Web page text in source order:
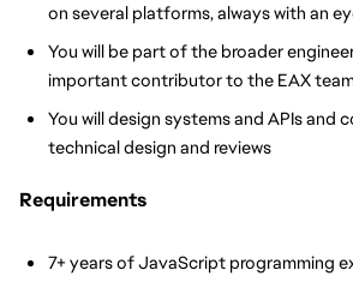
on several platforms, always with an
You will be part of the broader
important contributor to the EAX
You will design systems and APIs and
technical design and reviews
Requirements
7+ years of JavaScript programming